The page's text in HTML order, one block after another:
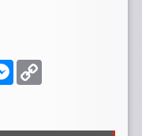
M
e
s
n
C
o
p
i